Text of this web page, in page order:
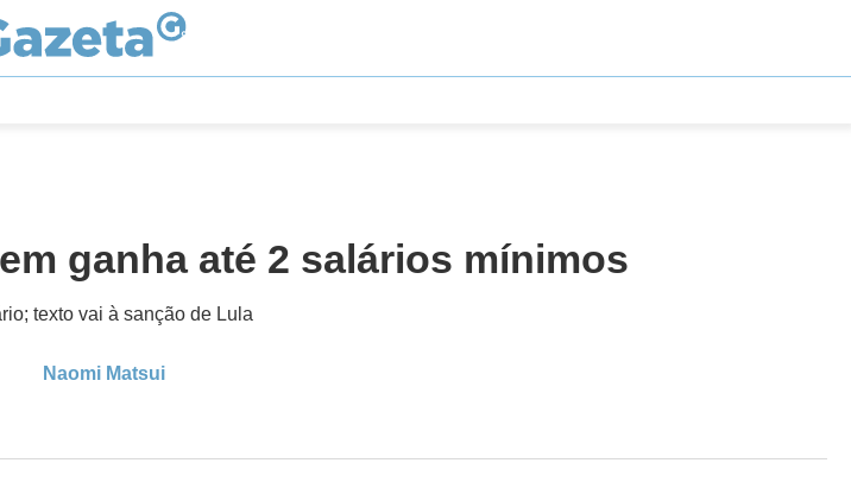
ganha até 2 salários mínimos
texto vai à sanção de Lula
Naomi Matsui